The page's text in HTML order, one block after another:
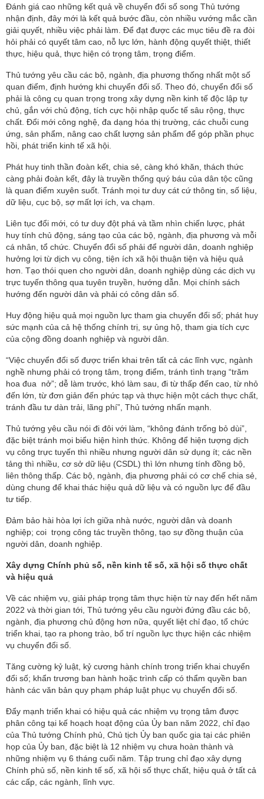
Đánh giá cao những kết quả về chuyển đổi số song Thủ tướng
nhận định, đây mới là kết quả bước đầu, còn nhiều vướng mắc cần
giải quyết, nhiều việc phải làm. Để đạt được các mục tiêu đề ra đòi
hỏi phải có quyết tâm cao, nỗ lực lớn, hành động quyết thiệt, thiết
thực, hiệu quả, thực hiện có trọng tâm, trọng điểm.
Thủ tướng yêu cầu các bộ, ngành, địa phương thống nhất một số
quan điểm, định hướng khi chuyển đổi số. Theo đó, chuyển đổi số
phải là công cụ quan trọng trong xây dựng nền kinh tế độc lập tự
chủ, gắn với chủ động, tích cực hội nhập quốc tế sâu rộng, thực
chất. Đổi mới công nghệ, đa dạng hóa thị trường, các chuỗi cung
ứng, sản phẩm, nâng cao chất lượng sản phẩm để góp phần phục
hồi, phát triển kinh tế xã hội.
Phát huy tinh thần đoàn kết, chia sẻ, càng khó khăn, thách thức
càng phải đoàn kết, đây là truyền thống quý báu của dân tộc cũng
là quan điểm xuyên suốt. Tránh mọi tư duy cát cứ thông tin, số liệu,
dữ liệu, cục bộ, sợ mất lợi ích, va chạm.
Liên tục đổi mới, có tư duy đột phá và tầm nhìn chiến lược, phát
huy tính chủ động, sáng tạo của các bộ, ngành, địa phương và mỗi
cá nhân, tổ chức. Chuyển đổi số phải để người dân, doanh nghiệp
hưởng lợi từ dịch vụ công, tiện ích xã hội thuận tiện và hiệu quả
hơn. Tạo thói quen cho người dân, doanh nghiệp dùng các dịch vụ
trực tuyến thông qua tuyên truyền, hướng dẫn. Mọi chính sách
hướng đến người dân và phải có công dân số.
Huy động hiệu quả mọi nguồn lực tham gia chuyển đổi số; phát huy
sức mạnh của cả hệ thống chính trị, sự ủng hộ, tham gia tích cực
của cộng đồng doanh nghiệp và người dân.
“Việc chuyển đổi số được triển khai trên tất cả các lĩnh vực, ngành
nghề nhưng phải có trọng tâm, trọng điểm, tránh tình trạng “trăm
hoa đua nở”; dễ làm trước, khó làm sau, đi từ thấp đến cao, từ nhỏ
đến lớn, từ đơn giản đến phức tạp và thực hiện một cách thực chất,
tránh đầu tư dàn trải, lãng phí”, Thủ tướng nhấn mạnh.
Thủ tướng yêu cầu nói đi đôi với làm, “không đánh trống bỏ dùi”,
đặc biệt tránh mọi biểu hiện hình thức. Không để hiện tượng dịch
vụ công trực tuyến thì nhiều nhưng người dân sử dụng ít; các nền
tảng thì nhiều, cơ sở dữ liệu (CSDL) thì lớn nhưng tính đồng bộ,
liên thông thấp. Các bộ, ngành, địa phương phải có cơ chế chia sẻ,
dùng chung để khai thác hiệu quả dữ liệu và có nguồn lực để đầu
tư tiếp.
Đảm bảo hài hòa lợi ích giữa nhà nước, người dân và doanh
nghiệp; coi trọng công tác truyền thông, tạo sự đồng thuận của
người dân, doanh nghiệp.
Xây dựng Chính phủ số, nền kinh tế số, xã hội số thực chất
và hiệu quả
Về các nhiệm vụ, giải pháp trọng tâm thực hiện từ nay đến hết năm
2022 và thời gian tới, Thủ tướng yêu cầu người đứng đầu các bộ,
ngành, địa phương chủ động hơn nữa, quyết liệt chỉ đạo, tổ chức
triển khai, tạo ra phong trào, bố trí nguồn lực thực hiện các nhiệm
vụ chuyển đổi số.
Tăng cường kỷ luật, kỷ cương hành chính trong triển khai chuyển
đổi số; khẩn trương ban hành hoặc trình cấp có thẩm quyền ban
hành các văn bản quy phạm pháp luật phục vụ chuyển đổi số.
Đẩy mạnh triển khai có hiệu quả các nhiệm vụ trọng tâm được
phân công tại kế hoạch hoạt động của Ủy ban năm 2022, chỉ đạo
của Thủ tướng Chính phủ, Chủ tịch Ủy ban quốc gia tại các phiên
họp của Ủy ban, đặc biệt là 12 nhiệm vụ chưa hoàn thành và
những nhiệm vụ 6 tháng cuối năm. Tập trung chỉ đạo xây dựng
Chính phủ số, nền kinh tế số, xã hội số thực chất, hiệu quả ở tất cả
các cấp, các ngành, lĩnh vực.